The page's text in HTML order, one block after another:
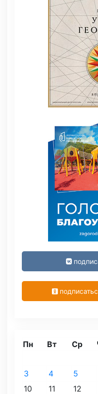
Пн Вт Ср
3
4 5
10
11 12